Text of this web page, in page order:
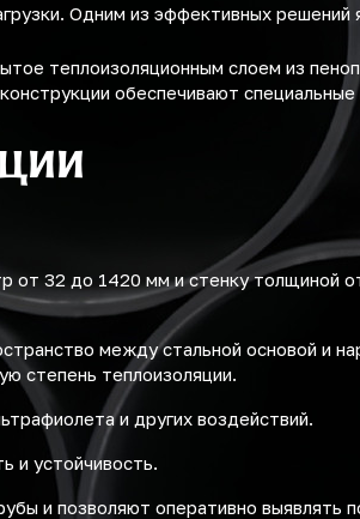
Одним из эффективных
теплоизоляционным слоем из
обеспечивают
от 32 до 1420 мм и стенку толщиной
между стальной основой и
степень теплоизоляции.
и других воздействий.
и устойчивость.
и позволяют оперативно выявлять